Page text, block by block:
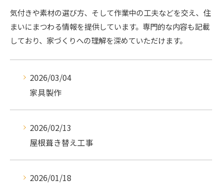
気付きや素材の選び方、そして作業中の工夫などを交え、住
まいにまつわる情報を提供しています。専門的な内容も記載
しており、家づくりへの理解を深めていただけます。
2026/03/04
家具製作
2026/02/13
屋根葺き替え工事
2026/01/18